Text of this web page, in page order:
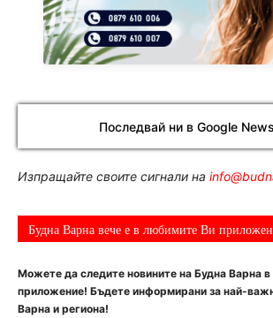
Последвай ни в Google News
Изпращайте своите сигнали на
Будна Варна вече е в любимите Ви
Можете да следите новините на Будна Варна
приложение! Бъдете информирани за най-
Варна и региона!